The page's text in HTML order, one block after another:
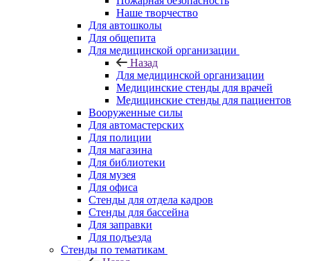
Наше творчество
Для автошколы
Для общепита
Для медицинской организации
Назад
Для медицинской организации
Медицинские стенды для врачей
Медицинские стенды для пациентов
Вооруженные силы
Для автомастерских
Для полиции
Для магазина
Для библиотеки
Для музея
Для офиса
Стенды для отдела кадров
Стенды для бассейна
Для заправки
Для подъезда
Стенды по тематикам